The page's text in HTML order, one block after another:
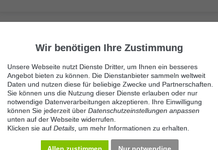
Immer die neuesten Anzeigen erhalten?
Kein Angebot verpassen, täglich per E-Mail.
Benachrichtigung aktivieren
Wir benötigen Ihre Zustimmung
Unsere Webseite nutzt Dienste Dritter, um Ihnen ein besseres
Angebot bieten zu können. Die Dienstanbieter sammeln weltweit
Daten und nutzen diese für beliebige Zwecke und Partnerschaften.
Sie können uns die Nutzung dieser Dienste erlauben oder nur
notwendige Datenverarbeitungen akzeptieren. Ihre Einwilligung
können Sie jederzeit über Datenschutzeinstellungen anpassen
unten auf der Webseite widerrufen.
Klicken sie auf Details , um mehr Informationen zu erhalten.